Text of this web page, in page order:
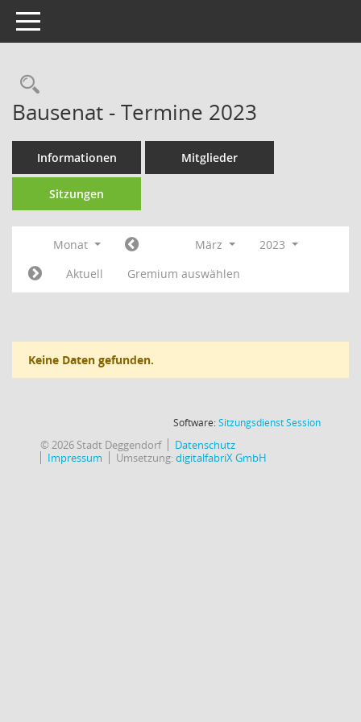
Toggle navigation
Rechercheauswahl
Bausenat - Termine 2023
Informationen Mitglieder
Sitzungen
Monat März
2023
Aktuell
Gremium auswählen
Keine Daten gefunden.
Software:SitzungsdienstSession(Wird in
© 2026 Stadt Deggendorf
Datenschutz
Impressum
Umsetzung:digitalfabriX GmbH